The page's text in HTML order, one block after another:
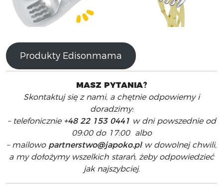
Produkty Edisonmama
MASZ PYTANIA?
Skontaktuj się z nami, a chętnie odpowiemy i
doradzimy:
– telefonicznie +48 22 153 0441 w dni powszednie od
09:00 do 17:00 albo
– mailowo partnerstwo@japoko.plw dowolnej chwili,
a my dołożymy wszelkich starań, żeby odpowiedzieć
jak najszybciej.